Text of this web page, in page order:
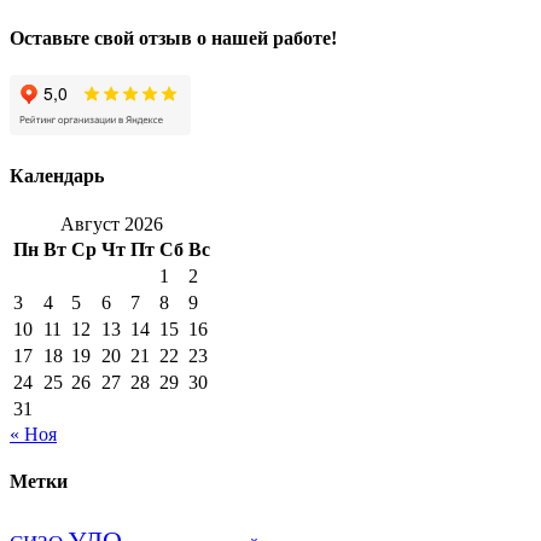
Оставьте свой отзыв о нашей работе!
Календарь
Август 2026
Пн Вт Ср Чт Пт Сб Вс
1
2
3
4 5 6 7 8
9
10 11 12 13 14 15 16
17 18 19 20 21 22 23
24 25 26 27 28 29 30
31
« Ноя
Метки